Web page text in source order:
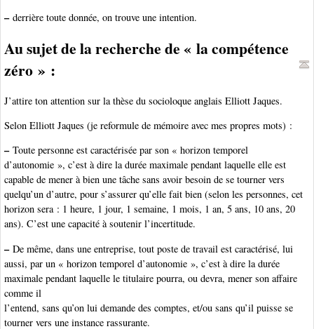
–derrière toute donnée, on trouve une intention.
Au sujet de la recherche de « la compétence
zéro » :
J’attire ton attention sur la thèse du socioloque anglais Elliott Jaques.
Selon Elliott Jaques (je reformule de mémoire avec mes propres mots) :
–Toute personne est caractérisée par son « horizon temporel
d’autonomie », c’est à dire la durée maximale pendant laquelle elle est
capable de mener à bien une tâche sans avoir besoin de se tourner vers
quelqu’un d’autre, pour s’assurer qu’elle fait bien (selon les personnes, cet
horizon sera : 1 heure, 1 jour, 1 semaine, 1 mois, 1 an, 5 ans, 10 ans, 20
ans). C’est une capacité à soutenir l’incertitude.
–De même, dans une entreprise, tout poste de travail est caractérisé, lui
aussi, par un « horizon temporel d’autonomie », c’est à dire la durée
maximale pendant laquelle le titulaire pourra, ou devra, mener son affaire
comme il
l’entend, sans qu’on lui demande des comptes, et/ou sans qu’il puisse se
tourner vers une instance rassurante.